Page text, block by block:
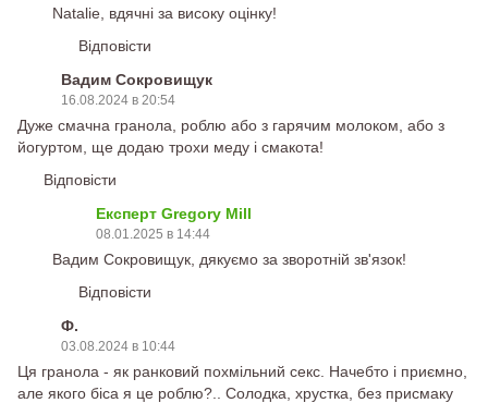
Natalie, вдячні за високу оцінку!
Відповісти
Вадим Сокровищук
16.08.2024 в 20:54
Дуже смачна гранола, роблю або з гарячим молоком, або з
йогуртом, ще додаю трохи меду і смакота!
Відповісти
Експерт Gregory Mill
08.01.2025 в 14:44
Вадим Сокровищук, дякуємо за зворотній зв'язок!
Відповісти
Ф.
03.08.2024 в 10:44
Ця гранола - як ранковий похмільний секс. Начебто і приємно,
але якого біса я це роблю?.. Солодка, хрустка, без присмаку